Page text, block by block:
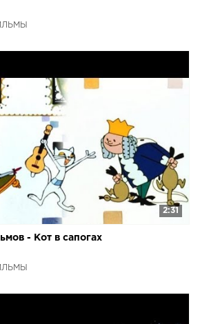
2:31
- Кот в сапогах